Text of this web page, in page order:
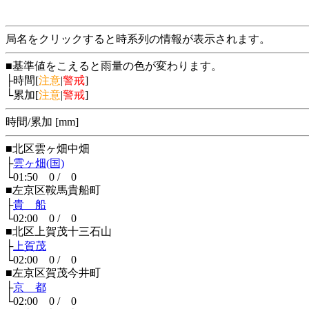
局名をクリックすると時系列の情報が表示されます。
■基準値をこえると雨量の色が変わります。
├時間[注意|警戒]
└累加[注意|警戒]
時間/累加 [mm]
■北区雲ヶ畑中畑
├雲ヶ畑(国)
└01:50 0 / 0
■左京区鞍馬貴船町
├貴 船
└02:00 0 / 0
■北区上賀茂十三石山
├上賀茂
└02:00 0 / 0
■左京区賀茂今井町
├京 都
└02:00 0 / 0